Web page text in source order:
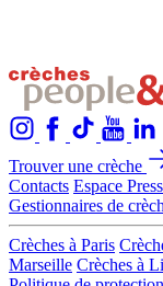
Trouver une crèche
Contacts Espace
Gestionnaires de
Crèches à Paris
Marseille Crèches à